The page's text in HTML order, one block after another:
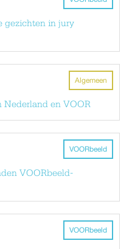
gezichten in jury
Algemeen
Nederland en VOOR
VOORbeeld
VOORbeeld-
VOORbeeld